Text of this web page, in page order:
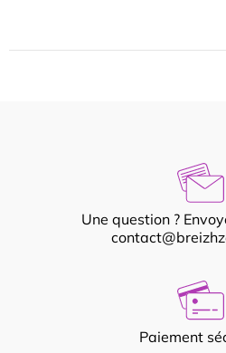
Une question ?
Paiement